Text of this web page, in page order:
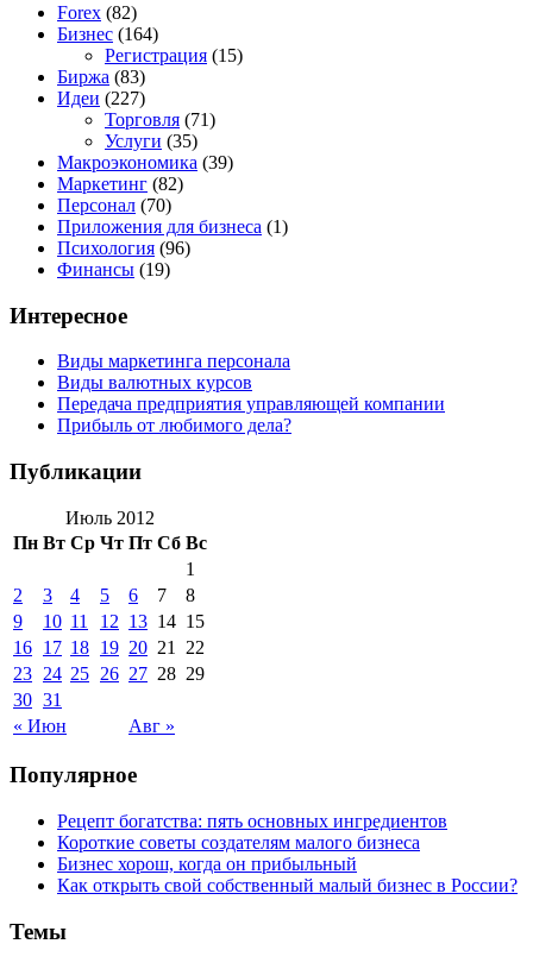
Forex (82)
Бизнес (164)
Регистрация (15)
Биржа (83)
Идеи (227)
Торговля (71)
Услуги (35)
Макроэкономика (39)
Маркетинг (82)
Персонал (70)
Приложения для бизнеса (1)
Психология (96)
Финансы (19)
Интересное
Виды маркетинга персонала
Виды валютных курсов
Передача предприятия управляющей компании
Прибыль от любимого дела?
Публикации
Июль 2012
Пн Вт Ср Чт Пт Сб Вс
« Июн Авг »
1
2
3 4 5 6 7
8
9
10 11 12 13 14 15
16 17 18 19 20 21
22
23 24 25 26 27 28 29
30 31
Популярное
Рецепт богатства: пять основных ингредиентов
Короткие советы создателям малого бизнеса
Бизнес хорош, когда он прибыльный
Как открыть свой собственный малый бизнес в России?
Темы